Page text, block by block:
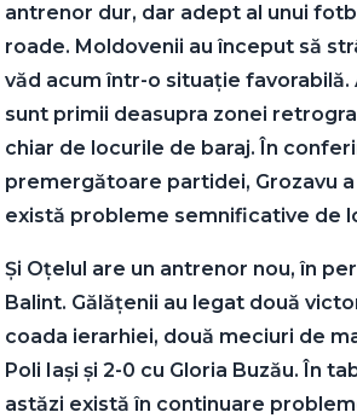
antrenor dur, dar adept al unui
roade. Moldovenii au început să
văd acum într-o situație favorabilă.
sunt primii deasupra zonei
chiar de locurile de baraj. În
premergătoare partidei, Grozavu a
există probleme semnificative de
Și Oțelul are un antrenor nou, în
Balint. Gălățenii au legat două
coada ierarhiei, două meciuri de
Poli Iași și 2-0 cu Gloria Buzău. În
astăzi există în continuare